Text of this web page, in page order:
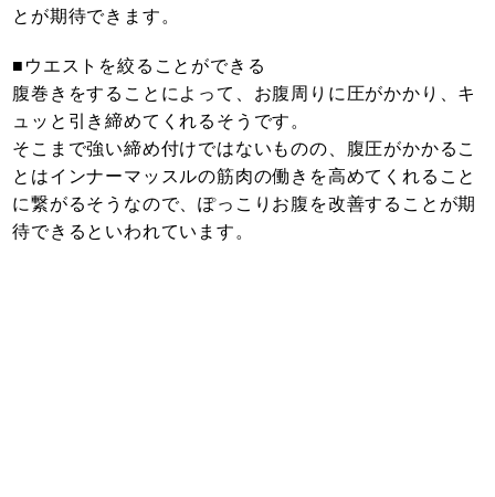
とが期待できます。
■ウエストを絞ることができる
腹巻きをすることによって、お腹周りに圧がかかり、キ
ュッと引き締めてくれるそうです。
そこまで強い締め付けではないものの、腹圧がかかるこ
とはインナーマッスルの筋肉の働きを高めてくれること
に繋がるそうなので、ぽっこりお腹を改善することが期
待できるといわれています。